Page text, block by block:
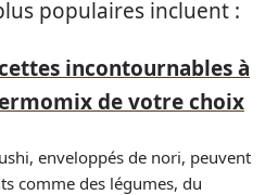
populaires incluent :
incontournables à
de votre choix
enveloppés de nori, peuvent
comme des légumes, du